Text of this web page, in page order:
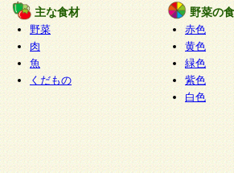
主な食材
野菜
肉
魚
くだもの
野菜の
赤色
黄色
緑色
紫色
白色